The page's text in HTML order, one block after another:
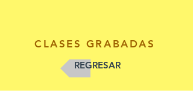
CLASES GRABADAS
REGRESAR